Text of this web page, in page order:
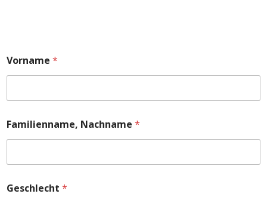
Vorname *
Familienname, Nachname *
Geschlecht *